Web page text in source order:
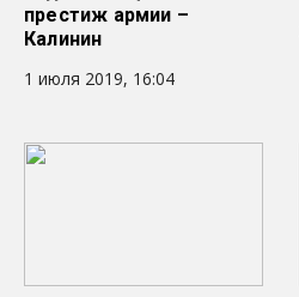
престиж армии –
Калинин
1 июля 2019, 16:04